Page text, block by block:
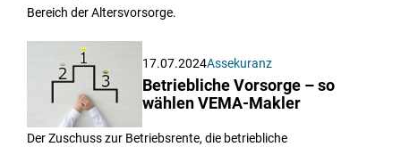
Bereich der Altersvorsorge.
17.07.2024Assekuranz
Betriebliche Vorsorge – so
wählen VEMA-Makler
Der Zuschuss zur Betriebsrente, die betriebliche